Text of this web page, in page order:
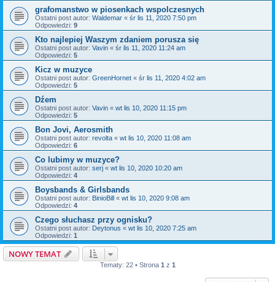
grafomanstwo w piosenkach wspolczesnych
Ostatni post autor: Waldemar « śr lis 11, 2020 7:50 pm
Odpowiedzi: 9
Kto najlepiej Waszym zdaniem porusza się
Ostatni post autor: Vavin « śr lis 11, 2020 11:24 am
Odpowiedzi: 5
Kicz w muzyce
Ostatni post autor: GreenHornet « śr lis 11, 2020 4:02 am
Odpowiedzi: 5
Dźem
Ostatni post autor: Vavin « wt lis 10, 2020 11:15 pm
Odpowiedzi: 5
Bon Jovi, Aerosmith
Ostatni post autor: revolta « wt lis 10, 2020 11:08 am
Odpowiedzi: 6
Co lubimy w muzyce?
Ostatni post autor: serj « wt lis 10, 2020 10:20 am
Odpowiedzi: 4
Boysbands & Girlsbands
Ostatni post autor: BinioBill « wt lis 10, 2020 9:08 am
Odpowiedzi: 4
Czego słuchasz przy ognisku?
Ostatni post autor: Deytonus « wt lis 10, 2020 7:25 am
Odpowiedzi: 1
NOWY TEMAT
Tematy: 22 • Strona 1 z 1